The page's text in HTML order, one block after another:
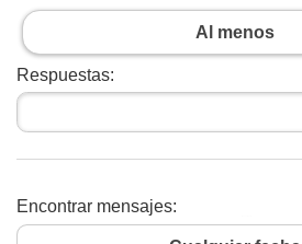
Al menos
Respuestas:
Encontrar mensajes: